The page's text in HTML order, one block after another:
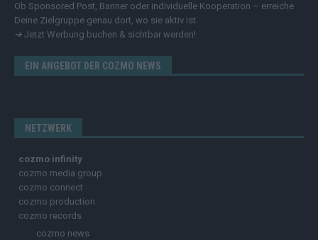
Ob Sponsored Post, Banner oder individuelle Kooperation – erreiche
Deine Zielgruppe genau dort, wo sie aktiv ist.
➔ Jetzt Werbung buchen & sichtbar werden!
EIN ANGEBOT DER COZMO NEWS
NETZWERK
cozmo infinity
cozmo media group
cozmo connect
cozmo production
cozmo records
cozmo news